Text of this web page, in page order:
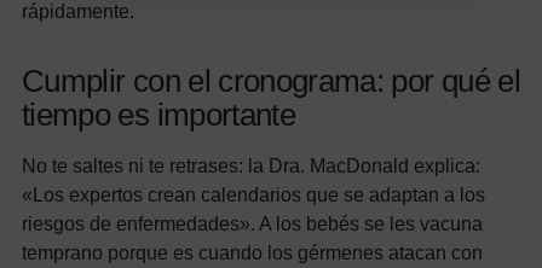
rápidamente.
Cumplir con el cronograma: por qué el
tiempo es importante
No te saltes ni te retrases: la Dra. MacDonald explica:
«Los expertos crean calendarios que se adaptan a los
riesgos de enfermedades». A los bebés se les vacuna
temprano porque es cuando los gérmenes atacan con